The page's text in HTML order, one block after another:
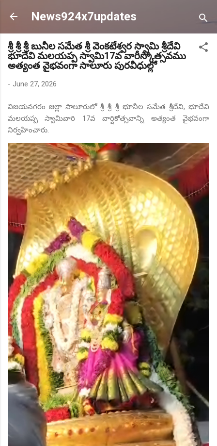
Skip to main content
News924x7updates
శ్రీ శ్రీ శ్రీ బునీల సమేత శ్రీ వెంకటేశ్వర స్వామి శ్రీదేవి
భూదేవి మలయప్ప స్వామి17వ వారీస్కోత్సవము
అత్యంత వైభవంగా సాలూరు పురవీధుల్లో
- June 27, 2026
విజయనగరం జిల్లా సాలూరులో శ్రీ శ్రీ శ్రీ భూనీల సమేత శ్రీదేవి, భూదేవి
మలయప్ప స్వామివారి 17వ వార్షికోత్సవాన్ని అత్యంత వైభవంగా
నిర్వహించారు.